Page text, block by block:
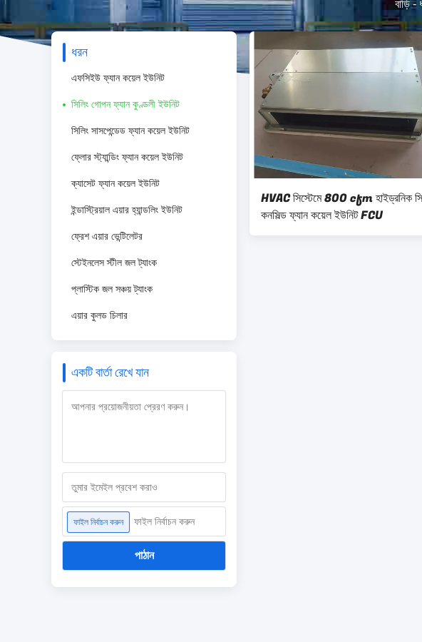
বাড়ি-
ধরন
এফসিইউ ফ্যান কয়েল ইউনিট
সিলিং গোপন ফ্যান কুণ্ডলী ইউনিট
সিলিং সাসপেন্ডেড ফ্যান কয়েল ইউনিট
ফ্লোর স্ট্যান্ডিং ফ্যান কয়েল ইউনিট
ক্যাসেট ফ্যান কয়েল ইউনিট
ইন্ডাস্ট্রিয়াল এয়ার হ্যান্ডলিং ইউনিট
ফ্রেশ এয়ার ভেন্টিলেটর
স্টেইনলেস স্টীল জল ট্যাংক
প্লাস্টিক জল সঞ্চয় ট্যাংক
এয়ার কুলড চিলার
একটি বার্তা রেখে যান
ফাইল নির্বাচন করুন ফাইল নির্বাচন করুন
পাঠান
HVAC সিস্টেমে 800 cfm হাইড্রনিক
কনসিল্ড ফ্যান কয়েল ইউনিট FCU